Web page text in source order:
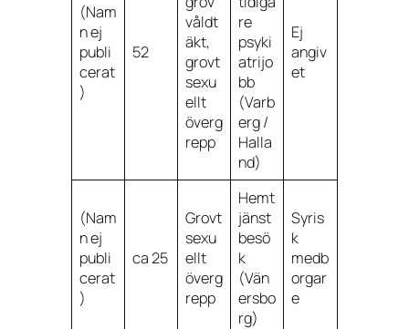
(Nam
n ej
publi
cerat
)
52
våldt
äkt,
grovt
sexu
ellt
överg
repp
re
psyki
atrijo
bb
(Varb
erg /
Halla
nd)
Ej
angiv
et
(Nam
n ej
publi
cerat
)
ca 25
Grovt
sexu
ellt
överg
repp
Hemt
jänst
besö
k
(Vän
ersbo
rg)
Syris
k
medb
orgar
e